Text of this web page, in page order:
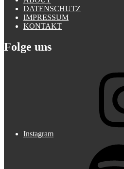
DATENSCHUTZ
IMPRESSUM
KONTAKT
Folge uns
Instagram